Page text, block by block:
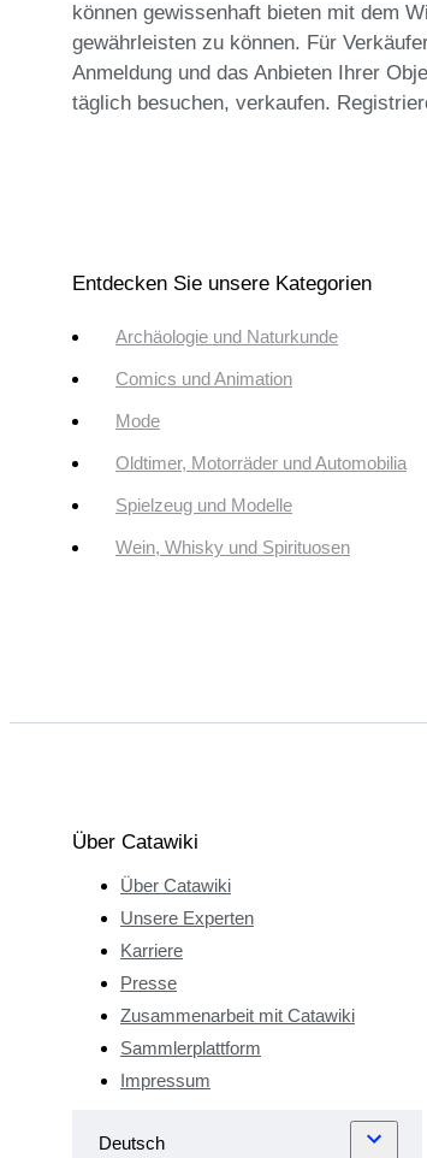
können gewissenhaft bieten mit dem
gewährleisten zu können. Für
Anmeldung und das Anbieten Ihrer
täglich besuchen, verkaufen.
Entdecken Sie unsere Kategorien
Archäologie und Naturkunde
Comics und Animation
Mode
Oldtimer, Motorräder und Automobilia
Spielzeug und Modelle
Wein, Whisky und Spirituosen
Über Catawiki
Über Catawiki
Unsere Experten
Karriere
Presse
Zusammenarbeit mit Catawiki
Sammlerplattform
Impressum